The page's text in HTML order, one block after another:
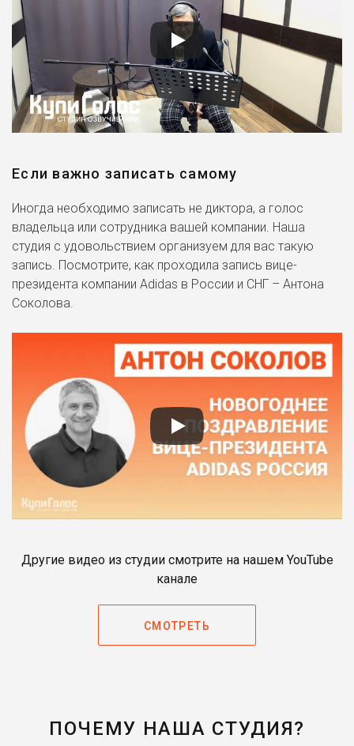
Если важно записать самому
Иногда необходимо записать не диктора, а голос
владельца или сотрудника вашей компании. Наша
студия с удовольствием организуем для вас такую
запись. Посмотрите, как проходила запись вице-
президента компании Adidas в России и СНГ – Антона
Соколова.
Другие видео из студии смотрите на нашем YouTube
канале
СМОТРЕТЬ
ПОЧЕМУ НАША СТУДИЯ?